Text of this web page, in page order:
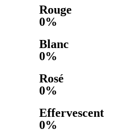
Rouge
0%
Blanc
0%
Rosé
0%
Effervescent
0%